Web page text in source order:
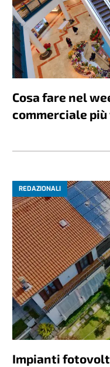
Cosa fare nel
commerciale
REDAZIONALI
Impianti